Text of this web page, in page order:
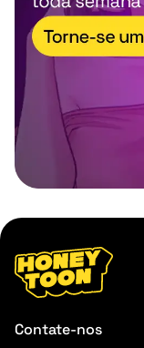
Contate-nos